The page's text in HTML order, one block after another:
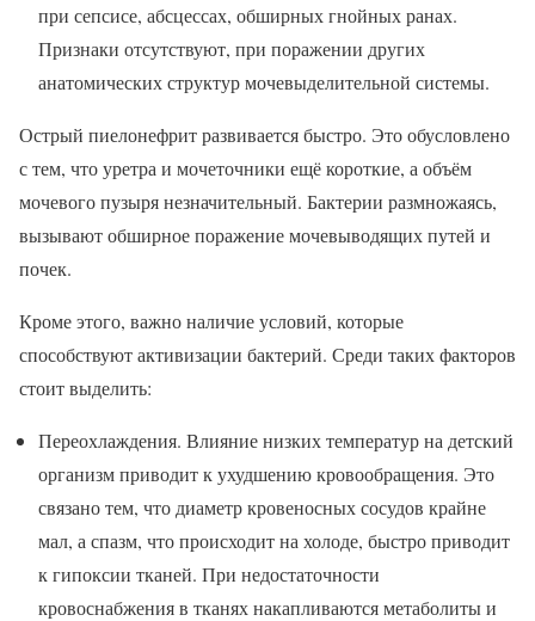
при сепсисе, абсцессах, обширных гнойных ранах.
Признаки отсутствуют, при поражении других
анатомических структур мочевыделительной системы.
Острый пиелонефрит развивается быстро. Это обусловлено
с тем, что уретра и мочеточники ещё короткие, а объём
мочевого пузыря незначительный. Бактерии размножаясь,
вызывают обширное поражение мочевыводящих путей и
почек.
Кроме этого, важно наличие условий, которые
способствуют активизации бактерий. Среди таких факторов
стоит выделить:
Переохлаждения. Влияние низких температур на детский
организм приводит к ухудшению кровообращения. Это
связано тем, что диаметр кровеносных сосудов крайне
мал, а спазм, что происходит на холоде, быстро приводит
к гипоксии тканей. При недостаточности
кровоснабжения в тканях накапливаются метаболиты и